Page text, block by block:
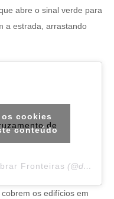
abre o sinal verde para
a estrada, arrastando
de
Fronteiras (@dobrar.fronteiras) a
cookies
conteúdo
os edifícios em